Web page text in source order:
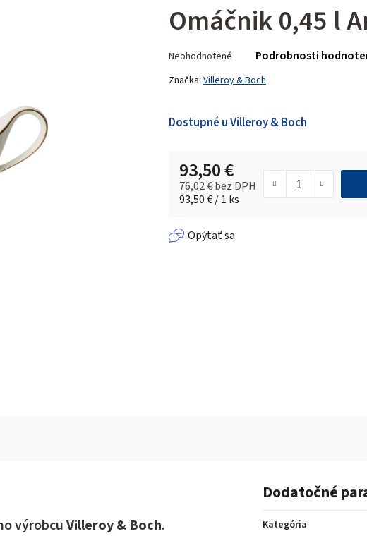
Omáčnik 0,45 l
hodnotenie
produktu
z 5
Neohodnotené Podrobnosti
Značka: Villeroy & Boch
Dostupné u Villeroy & Boch
93,50 €
76,02 € bez DPH
Jednotková cena:
93,50 € / 1 ks
Opýtať sa
výrobcuVilleroy & Boch.
Dodatočné
Kategória